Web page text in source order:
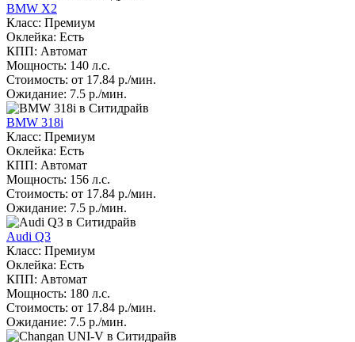
BMW X2
Класс: Премиум
Оклейка: Есть
КПП: Автомат
Мощность: 140 л.с.
Стоимость: от 17.84 р./мин.
Ожидание: 7.5 р./мин.
BMW 318i
Класс: Премиум
Оклейка: Есть
КПП: Автомат
Мощность: 156 л.с.
Стоимость: от 17.84 р./мин.
Ожидание: 7.5 р./мин.
Audi Q3
Класс: Премиум
Оклейка: Есть
КПП: Автомат
Мощность: 180 л.с.
Стоимость: от 17.84 р./мин.
Ожидание: 7.5 р./мин.